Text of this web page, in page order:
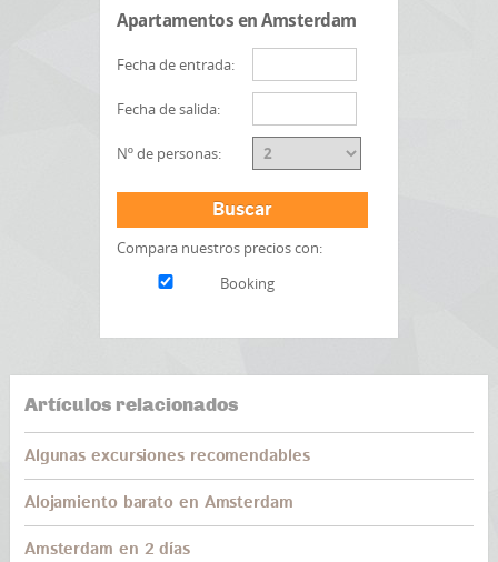
Apartamentos en Amsterdam
Fecha de entrada:
Fecha de salida:
Nº de personas:
Buscar
Compara nuestros precios con:
Booking
Artículos relacionados
Algunas excursiones recomendables
Alojamiento barato en Amsterdam
Amsterdam en 2 días